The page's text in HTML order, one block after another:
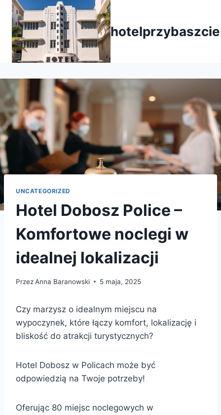
Przejdź
treści
UNCATEGORIZED
Hotel Dobosz Police –
Komfortowe noclegi w
idealnej lokalizacji
PrzezAnna Baranowski 5 maja, 2025
Czy marzysz o idealnym miejscu na
wypoczynek, które łączy komfort, lokalizację i
bliskość do atrakcji turystycznych?
Hotel Dobosz w Policach może być
odpowiedzią na Twoje potrzeby!
Oferując 80 miejsc noclegowych w